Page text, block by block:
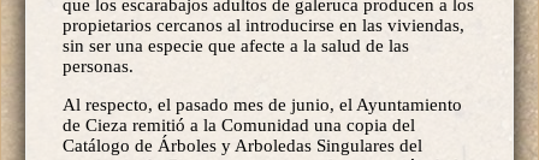
que los escarabajos adultos de galeruca producen a los
propietarios cercanos al introducirse en las viviendas,
sin ser una especie que afecte a la salud de las
personas.
Al respecto, el pasado mes de junio, el Ayuntamiento
de Cieza remitió a la Comunidad una copia del
Catálogo de Árboles y Arboledas Singulares del